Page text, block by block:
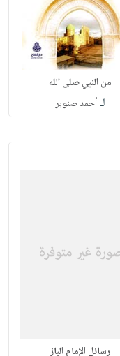
من النبي صلى الله
لـأحمد صنوبر
رسائل الإمام الباز